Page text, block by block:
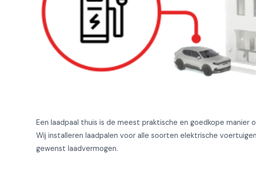
Een laadpaal thuis is de meest praktische en goedkope manier
Wij installeren laadpalen voor alle soorten elektrische
gewenst laadvermogen.